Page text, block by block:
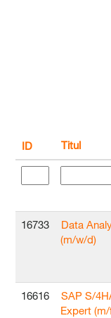
ID Titul
16733
Data
(m/w/d)
16616
SAP S/
Expert